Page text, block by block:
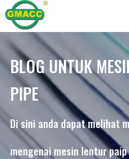
BLOG UNTUK
PIPE
Di sini anda dapat melihat
mengenai mesin lentur